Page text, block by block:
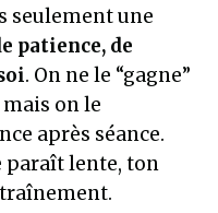
seulement une
patience, de
. On ne le “gagne”
on le
après séance.
paraît lente, ton